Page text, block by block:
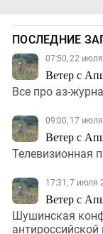
ПОСЛЕДНИЕ
07:50, 22
Ветер с
Все про аз-
09:00, 17
Ветер с
Телевизионная
17:31, 7 июля
Ветер с
Шушинская